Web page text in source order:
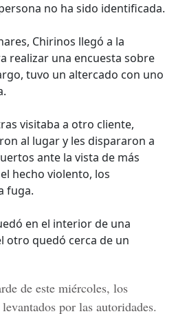
no ha sido identificada.
Chirinos llegó a la
realizar una encuesta sobre
tuvo un altercado con uno
visitaba a otro cliente,
al lugar y les dispararon a
ante la vista de más
hecho violento, los
fuga.
en el interior de una
otro quedó cerca de un
de este miércoles, los
por las autoridades.